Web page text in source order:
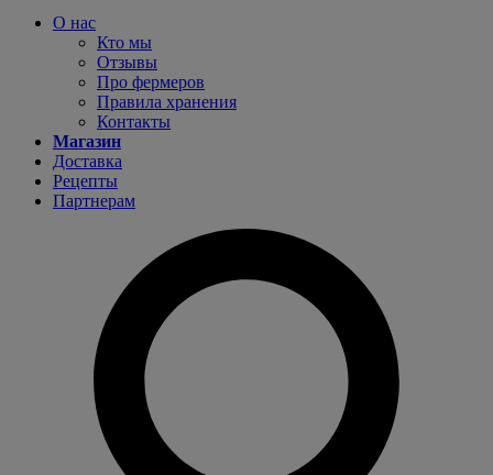
О нас
Кто мы
Отзывы
Про фермеров
Правила хранения
Контакты
Магазин
Доставка
Рецепты
Партнерам